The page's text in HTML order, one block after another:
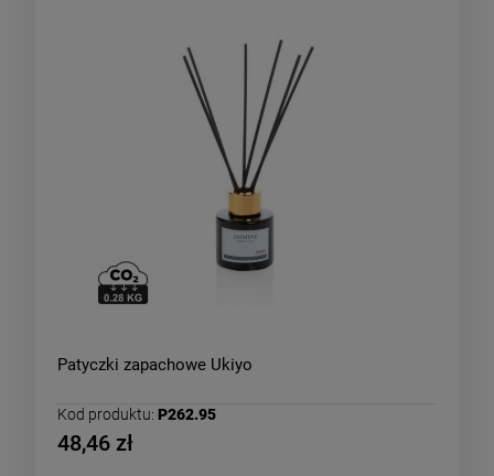
Patyczki zapachowe Ukiyo
Kod produktu: P262.95
48,46 zł